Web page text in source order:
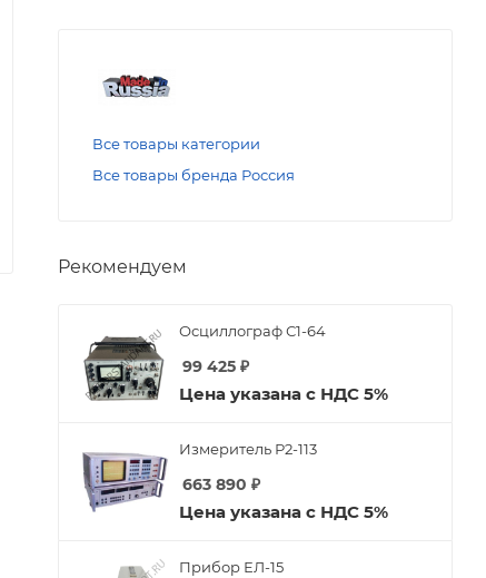
Все товары категории
Все товары бренда Россия
Рекомендуем
Осциллограф С1-64
99 425 ₽
Цена указана с НДС 5%
Измеритель Р2-113
663 890 ₽
Цена указана с НДС 5%
Прибор ЕЛ-15